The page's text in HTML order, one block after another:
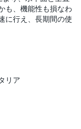
も、機能性も損なわ
に行え、長期間の使
リア